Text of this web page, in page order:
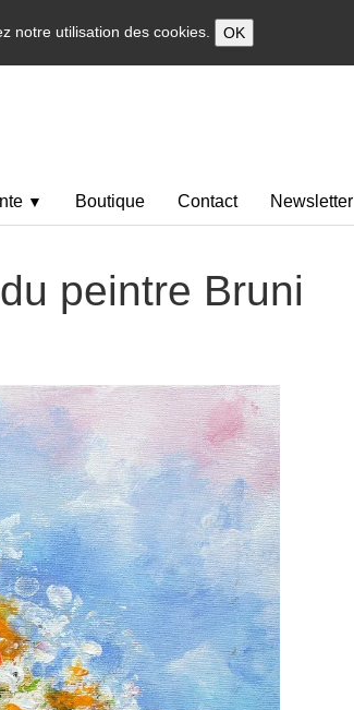
notre utilisation des cookies. OK
▼ Boutique Contact Newsletter
peintre Bruni